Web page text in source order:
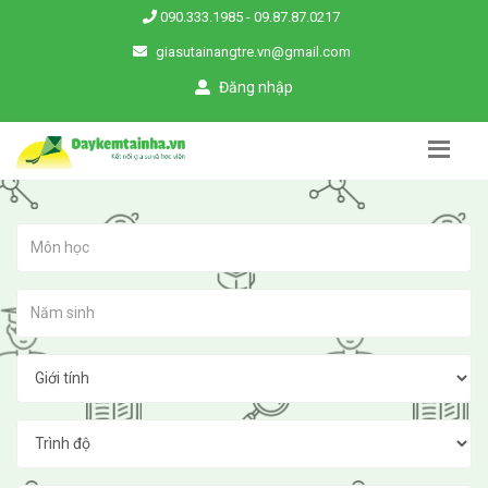
090.333.1985 - 09.87.87.0217
giasutainangtre.vn@gmail.com
Đăng nhập